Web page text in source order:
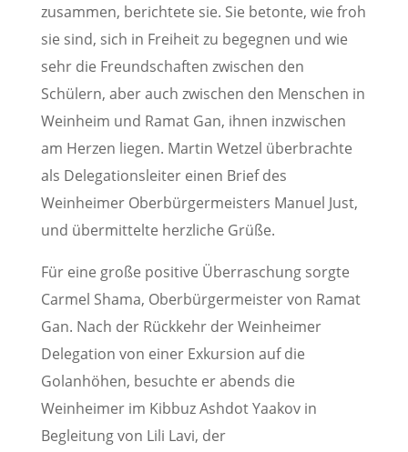
zusammen, berichtete sie. Sie betonte, wie froh
sie sind, sich in Freiheit zu begegnen und wie
sehr die Freundschaften zwischen den
Schülern, aber auch zwischen den Menschen in
Weinheim und Ramat Gan, ihnen inzwischen
am Herzen liegen. Martin Wetzel überbrachte
als Delegationsleiter einen Brief des
Weinheimer Oberbürgermeisters Manuel Just,
und übermittelte herzliche Grüße.
Für eine große positive Überraschung sorgte
Carmel Shama, Oberbürgermeister von Ramat
Gan. Nach der Rückkehr der Weinheimer
Delegation von einer Exkursion auf die
Golanhöhen, besuchte er abends die
Weinheimer im Kibbuz Ashdot Yaakov in
Begleitung von Lili Lavi, der